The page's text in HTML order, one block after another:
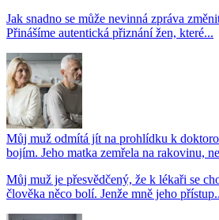
Jak snadno se může nevinná zpráva
Přinášíme autentická přiznání žen, které...
Můj muž odmítá jít na prohlídku k
bojím. Jeho matka zemřela na rakovinu,
Můj muž je přesvědčený, že k lékaři se
člověka něco bolí. Jenže mně jeho